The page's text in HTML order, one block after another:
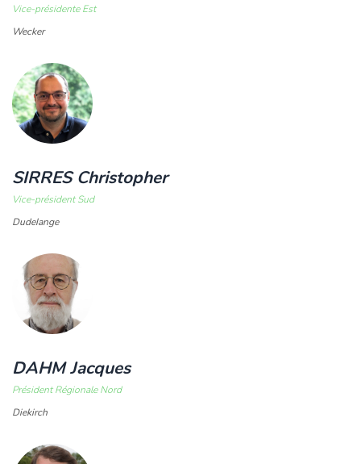
Vice-présidente Est
Wecker
SIRRES Christopher
Vice-président Sud
Dudelange
DAHM Jacques
Président Régionale Nord
Diekirch